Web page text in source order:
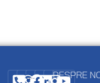
DESPRE